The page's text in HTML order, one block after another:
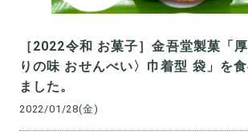
［2022令和 お菓子］金吾堂製菓「
りの味 おせんべい〉巾着型 袋」を
ました。
2022/01/28(金)